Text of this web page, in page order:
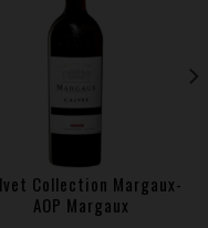
Collection Margaux-
AOP Margaux